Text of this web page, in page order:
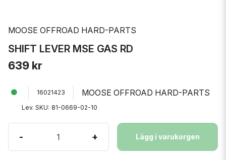
MOOSE OFFROAD HARD-PARTS
SHIFT LEVER MSE GAS RD
639 kr
16021423 MOOSE OFFROAD HARD-PARTS
Lev. SKU: 81-0669-02-10
- + Lägg i varukorgen